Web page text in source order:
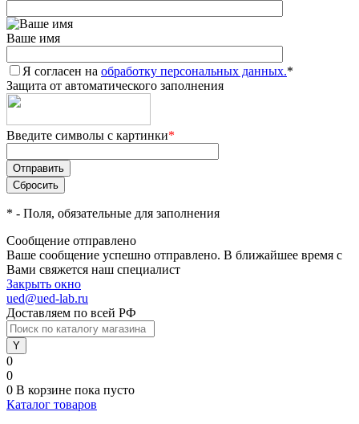
Ваше имя
Я согласен на обработку персональных данных.*
Защита от автоматического заполнения
Введите символы с картинки*
* - Поля, обязательные для заполнения
Сообщение отправлено
Ваше сообщение успешно отправлено. В ближайшее время с
Вами свяжется наш специалист
Закрыть окно
ued@ued-lab.ru
Доставляем по всей РФ
0
0
0 В корзине пока пусто
Каталог товаров